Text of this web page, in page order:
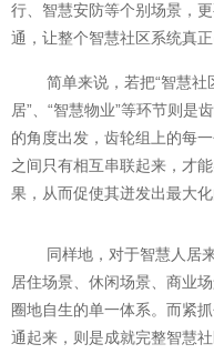
行、智慧安防等个别场景，
通，让整个智慧社区系统真正
简单来说，若把“智慧社
居”、“智慧物业”等环节则是
的角度出发，齿轮组上的每
之间只有相互串联起来，才
果，从而促使其迸发出最大化
同样地，对于智慧人居
居住场景、休闲场景、商业
圈地自生的单一体系。而紧
通起来，则是成就完整智慧社